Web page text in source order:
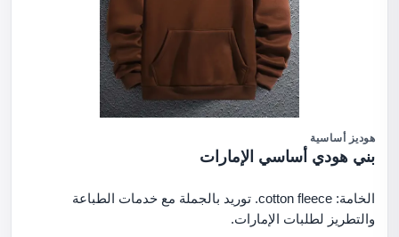
هوديز أساسية
بني هودي أساسي الإمارات
الخامة: cotton fleece. توريد بالجملة مع خدمات الطباعة
والتطريز لطلبات الإمارات.